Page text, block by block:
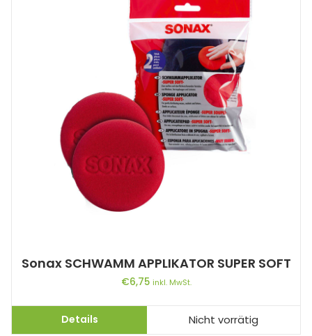
Sonax SCHWAMM APPLIKATOR SUPER SOFT
€6,75 inkl. MwSt.
Details Nicht vorrätig